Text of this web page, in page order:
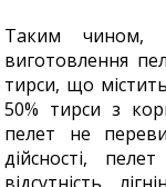
Таким чином,
виготовлення
тирси, що
50% тирси з
пелет не
дійсності,